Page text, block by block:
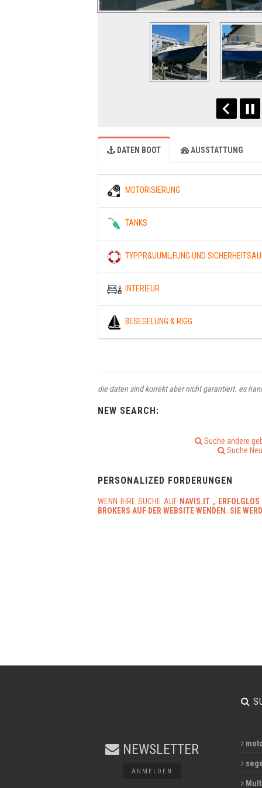
DATEN BOOT AUSSTATTUNG
MOTORISIERUNG
TANKS
TYPPR&UUML;FUNG UND
INTERIEUR
BESEGELUNG & RIGG
die daten sind korrekt aber nicht garantiert. es
NEW SEARCH:
Suche andere
Suche
PERSONALIZED FORDERUNGEN
WENN IHRE SUCHE AUF NAVIS.IT ,
BROKERS AUF DER WEBSITE WENDEN. SIE
NEWSLETTER
ANMELDEN